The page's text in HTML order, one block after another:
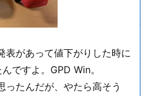
表があって値下がりした時に
ですよ。GPD Win。
たんだが、やたら高そう